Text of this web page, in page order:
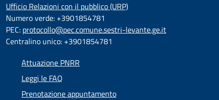
Ufficio Relazioni con il pubblico (URP)
Numero verde: +3901854781
PEC: protocollo@pec.comune.sestri-levante.ge.it
Centralino unico: +3901854781
Attuazione PNRR
Leggi le FAQ
Prenotazione appuntamento